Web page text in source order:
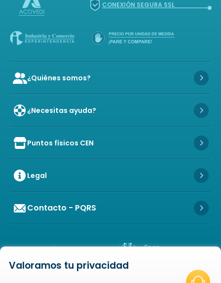
CONEXIÓN SEGURA SSL
Icon of user-group
¿Quiénes somos? Icon
¿Necesitas ayuda? Icon
Icon of store
Puntos físicos CEN Icon
Legal Icon
Contacto - PQRS Icon
Valoramos tu privacidad